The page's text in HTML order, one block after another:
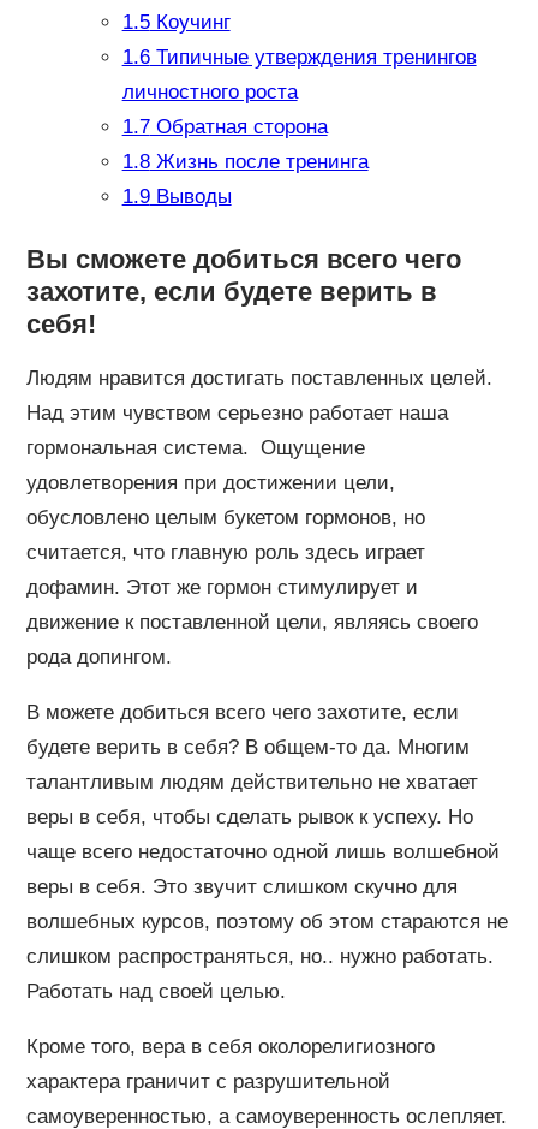
1.5Коучинг
1.6Типичные утверждения тренингов
личностного роста
1.7Обратная сторона
1.8Жизнь после тренинга
1.9Выводы
Вы сможете добиться всего чего
захотите, если будете верить в
себя!
Людям нравится достигать поставленных целей.
Над этим чувством серьезно работает наша
гормональная система. Ощущение
удовлетворения при достижении цели,
обусловлено целым букетом гормонов, но
считается, что главную роль здесь играет
дофамин. Этот же гормон стимулирует и
движение к поставленной цели, являясь своего
рода допингом.
В можете добиться всего чего захотите, если
будете верить в себя? В общем-то да. Многим
талантливым людям действительно не хватает
веры в себя, чтобы сделать рывок к успеху. Но
чаще всего недостаточно одной лишь волшебной
веры в себя. Это звучит слишком скучно для
волшебных курсов, поэтому об этом стараются не
слишком распространяться, но.. нужно работать.
Работать над своей целью.
Кроме того, вера в себя околорелигиозного
характера граничит с разрушительной
самоуверенностью, а самоуверенность ослепляет.